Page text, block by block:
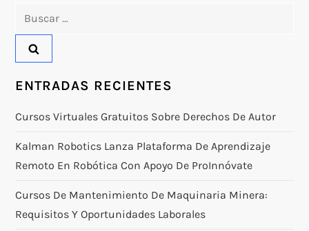
ENTRADAS RECIENTES
Cursos Virtuales Gratuitos Sobre Derechos De Autor
Kalman Robotics Lanza Plataforma De Aprendizaje
Remoto En Robótica Con Apoyo De ProInnóvate
Cursos De Mantenimiento De Maquinaria Minera:
Requisitos Y Oportunidades Laborales